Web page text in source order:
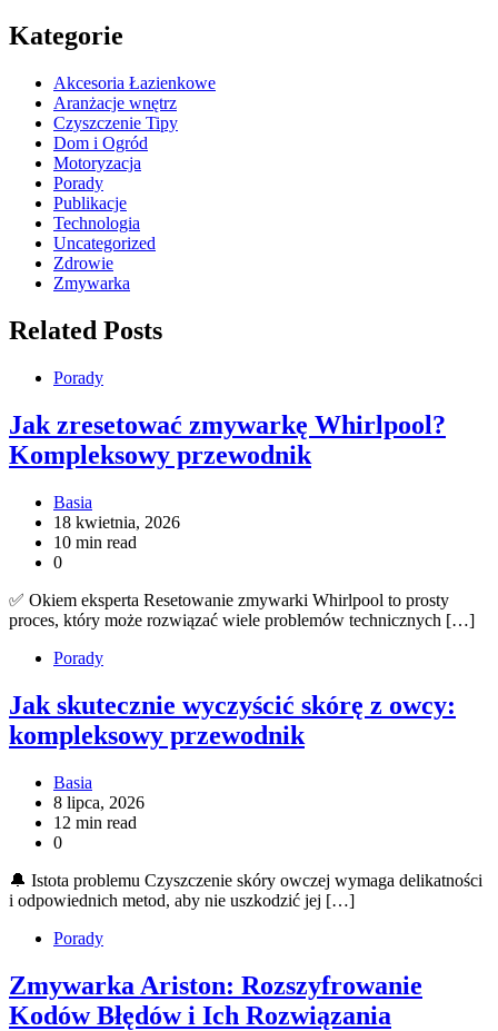
Kategorie
Akcesoria Łazienkowe
Aranżacje wnętrz
Czyszczenie Tipy
Dom i Ogród
Motoryzacja
Porady
Publikacje
Technologia
Uncategorized
Zdrowie
Zmywarka
Related Posts
Porady
Jak zresetować zmywarkę Whirlpool?
Kompleksowy przewodnik
Basia
18 kwietnia, 2026
10 min read
0
✅ Okiem eksperta Resetowanie zmywarki Whirlpool to prosty
proces, który może rozwiązać wiele problemów technicznych […]
Porady
Jak skutecznie wyczyścić skórę z owcy:
kompleksowy przewodnik
Basia
8 lipca, 2026
12 min read
0
🔔 Istota problemu Czyszczenie skóry owczej wymaga delikatności
i odpowiednich metod, aby nie uszkodzić jej […]
Porady
Zmywarka Ariston: Rozszyfrowanie
Kodów Błędów i Ich Rozwiązania